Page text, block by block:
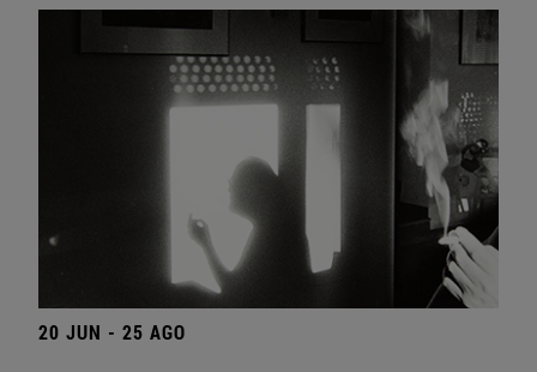
20 JUN - 25 AGO